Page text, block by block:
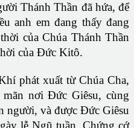
Thánh Thần đã hứa, để
anh em đang thấy đang
của Chúa Thánh Thần
của Đức Kitô.
phát xuất từ Chúa Cha,
nơi Đức Giêsu, cùng
người, và được Đức Giêsu
lễ Ngũ tuần. Chứng cớ